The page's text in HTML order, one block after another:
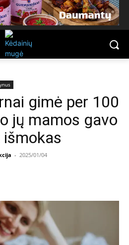
gimė per 100
jų mamos gavo
- 2025/01/04